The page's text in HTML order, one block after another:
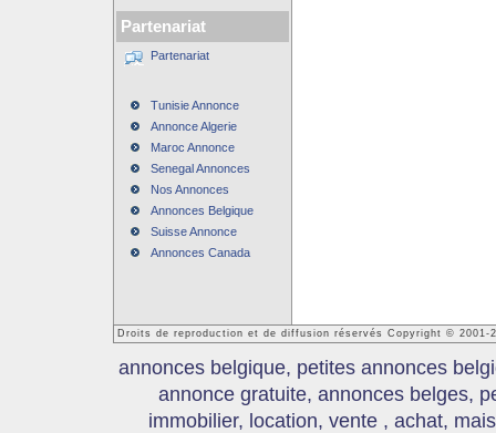
Partenariat
Partenariat
Tunisie Annonce
Annonce Algerie
Maroc Annonce
Senegal Annonces
Nos Annonces
Annonces Belgique
Suisse Annonce
Annonces Canada
Droits de reproduction et de diffusion réservés Copyright © 2001-
annonces belgique, petites annonces
annonce gratuite, annonces belges,
immobilier, location, vente , achat,